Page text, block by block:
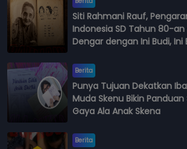
Siti Rahmani Rauf,
Indonesia SD Tahun 80-
Dengar dengan Ini Budi, Ini
Berita
Punya Tujuan Dekatkan
Muda Skenu Bikin
Gaya Ala Anak Skena
Berita